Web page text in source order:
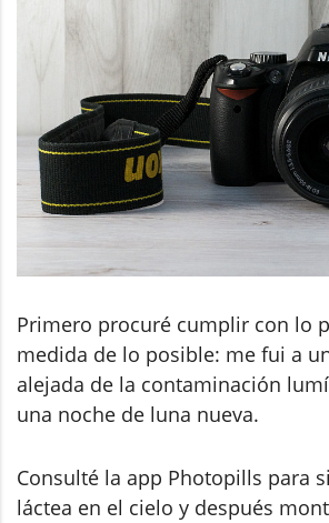
Primero procuré cumplir con lo
medida de lo posible: me fui a
alejada de la contaminación
una noche de luna nueva.
Consulté la app Photopills para
láctea en el cielo y después